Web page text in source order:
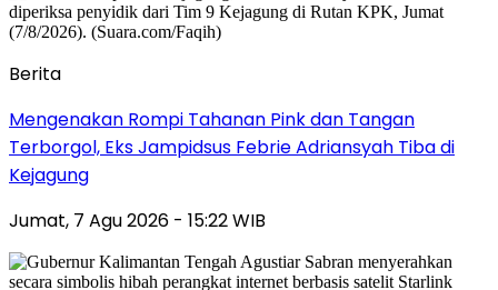
Berita
Mengenakan Rompi Tahanan Pink dan Tangan
Terborgol, Eks Jampidsus Febrie Adriansyah Tiba di
Kejagung
Jumat, 7 Agu 2026 - 15:22 WIB